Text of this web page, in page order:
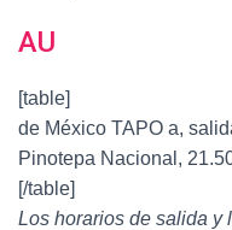
AU
[table]
de México TAPO a,
Pinotepa Nacional,
[/table]
Los horarios de salida y